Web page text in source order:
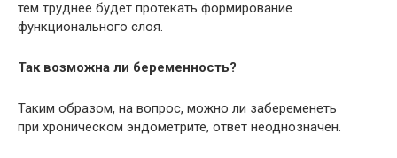
тем труднее будет протекать формирование
функционального слоя.
Так возможна ли беременность?
Таким образом, на вопрос, можно ли забеременеть
при хроническом эндометрите, ответ неоднозначен.